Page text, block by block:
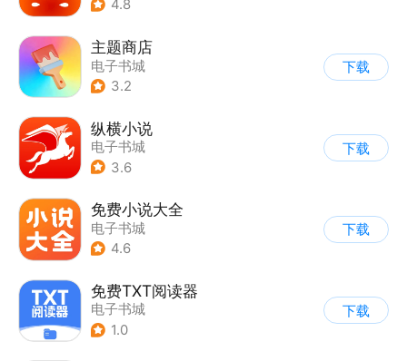
4.8
主题商店
电子书城
3.2
下载
纵横小说
电子书城
3.6
下载
免费小说大全
电子书城
4.6
下载
免费TXT阅读器
电子书城
1.0
下载